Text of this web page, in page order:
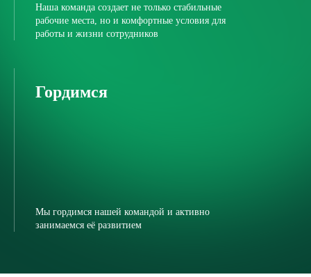
Наша команда создает не только стабильные
рабочие места, но и комфортные условия для
работы и жизни сотрудников
Гордимся
Мы гордимся нашей командой и активно
занимаемся её развитием